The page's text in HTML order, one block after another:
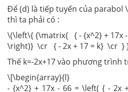
Để (d) là tiếp tuyến của parabol
thì ta phải có :
\(\left\{ {\matrix{ { - {x^2} + 17x -
\right)} \cr { - 2x + 17 = k} \cr }
Thế k=-2x+17 vào phương trình
\[\begin{array}{l}
- {x^2} + 17x - 66 = \left( { - 2x